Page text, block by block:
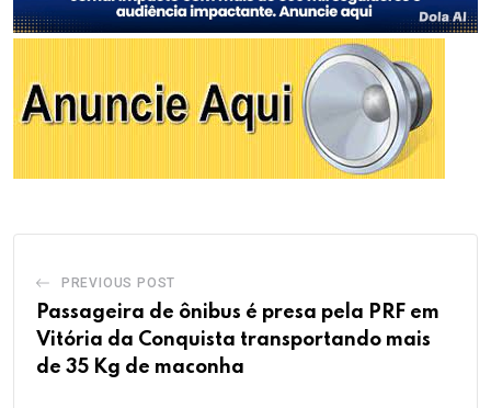
PREVIOUS POST
Passageira de ônibus é presa pela PRF em
Vitória da Conquista transportando mais
de 35 Kg de maconha